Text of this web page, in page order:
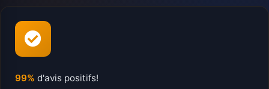
99% d'avis positifs!